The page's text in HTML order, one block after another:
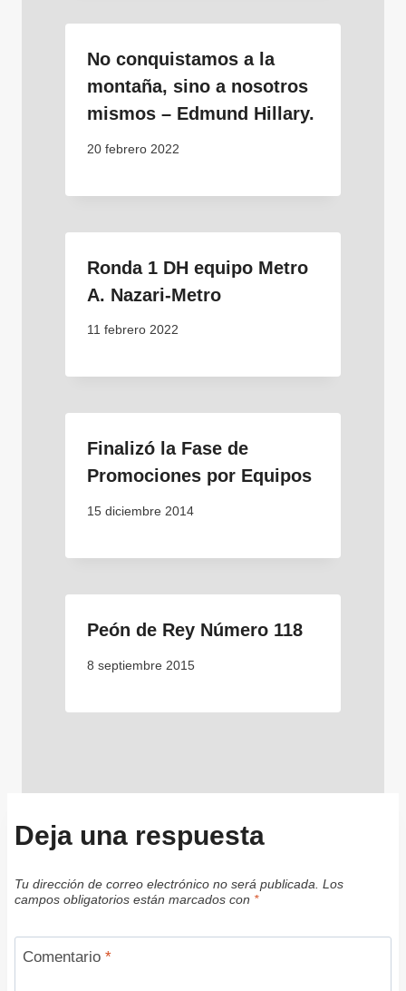
No conquistamos a la
montaña, sino a nosotros
mismos – Edmund Hillary.
20 febrero 2022
Ronda 1 DH equipo Metro
A. Nazari-Metro
11 febrero 2022
Finalizó la Fase de
Promociones por Equipos
15 diciembre 2014
Peón de Rey Número 118
8 septiembre 2015
Deja una respuesta
Tu dirección de correo electrónico no será publicada. Los
campos obligatorios están marcados con *
Comentario *